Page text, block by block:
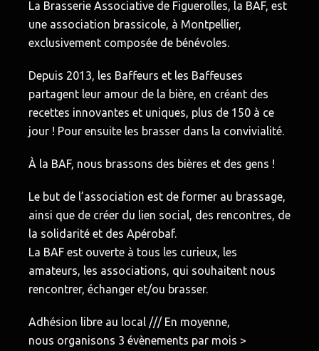
La Brasserie Associative de Figuerolles, la BAF, est
une association brassicole, à Montpellier,
exclusivement composée de bénévoles.
Depuis 2013, les Baffeurs et les Baffeuses
partagent leur amour de la bière, en créant des
recettes innovantes et uniques, plus de 150 à ce
jour ! Pour ensuite les brasser dans la convivialité.
À la BAF, nous brassons des bières et des gens !
Le but de l’association est de former au brassage,
ainsi que de créer du lien social, des rencontres, de
la solidarité et des Apérobaf.
La BAF est ouverte à tous les curieux, les
amateurs, les associations, qui souhaitent nous
rencontrer, échanger et/ou brasser.
Adhésion libre au local /// En moyenne,
nous organisons 3 évènements par mois >